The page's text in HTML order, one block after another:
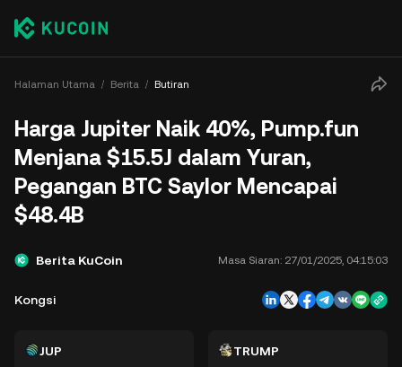
Halaman Utama Berita Butiran
Harga Jupiter Naik 40%, Pump.fun
Menjana $15.5J dalam Yuran,
Pegangan BTC Saylor Mencapai
$48.4B
Berita KuCoin Masa Siaran: 27/01/2025, 04:15:03
Kongsi
JUP TRUMP